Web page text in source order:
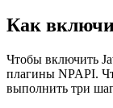
Как
Чтобы включить
плагины NPAPI.
выполнить три